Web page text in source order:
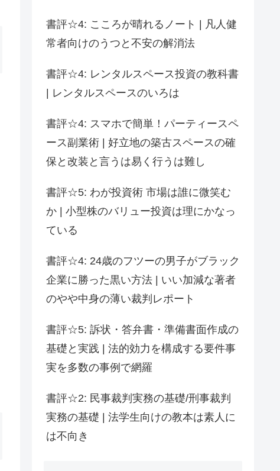
書評☆4: こころが晴れるノート | 凡人健
常者向けのうつと不安の解消法
書評☆4: レンタルスペース投資の教科書
| レンタルスペースのいろは
書評☆4: スマホで簡単！パーティースペ
ース副業術 | 好立地の築古スペースの確
保と改装と言うは易く行うは難し
書評☆5: わが投資術 市場は誰に微笑む
か | 小型株のバリュー投資は理にかなっ
ている
書評☆4: 24歳のフツーの男子がブラック
企業に勝った黒い方法 | いい加減な著者
のやや中身の薄い裁判レポート
書評☆5: 訴状・答弁書・準備書面作成の
基礎と実践 | 法的効力を構成する要件事
実を多数の事例で網羅
書評☆2: 民事裁判実務の基礎/刑事裁判
実務の基礎 | 法学生向けの教本は素人に
は不向き